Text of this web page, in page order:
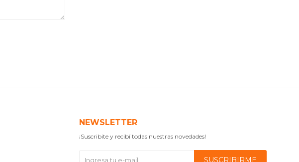
NEWSLETTER
¡Suscribite y recibí todas nuestras novedades!
SUSCRIBIRME